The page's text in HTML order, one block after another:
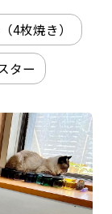
4枚焼き）
ター